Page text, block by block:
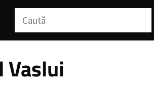
Caută
Vaslui